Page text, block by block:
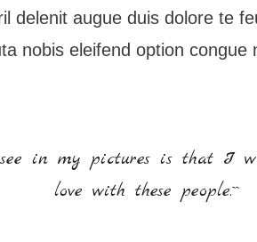
delenit augue duis dolore te
nobis eleifend option congue
in my pictures is that I
love with these people.``